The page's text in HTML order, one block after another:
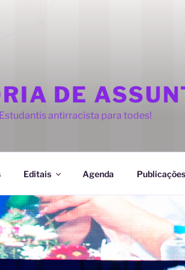
DE
antirracista para todes!
Editais Agenda Publicações